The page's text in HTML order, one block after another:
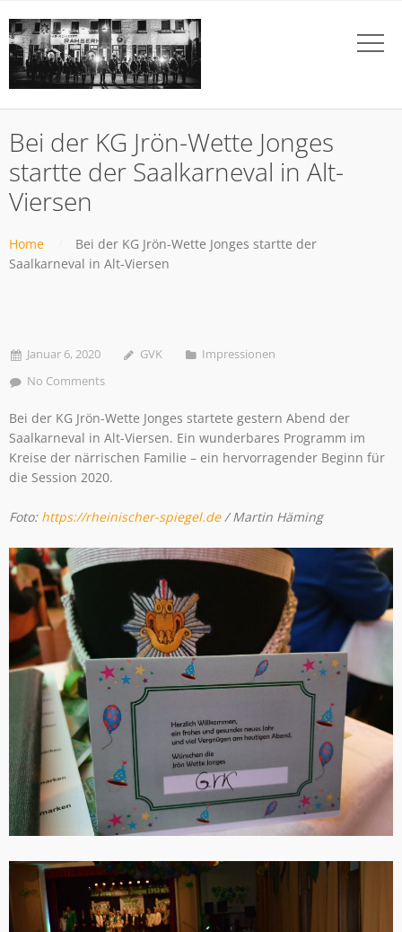
Bei der KG Jrön-Wette Jonges
startte der Saalkarneval in Alt-
Viersen
Home
Bei der KG Jrön-Wette Jonges startte der
Saalkarneval in Alt-Viersen
Januar 6, 2020 GVK
Impressionen
No Comments
Bei der KG Jrön-Wette Jonges startete gestern Abend der
Saalkarneval in Alt-Viersen. Ein wunderbares Programm im
Kreise der närrischen Familie – ein hervorragender Beginn für
die Session 2020.
Foto: https://rheinischer-spiegel.de/ Martin Häming